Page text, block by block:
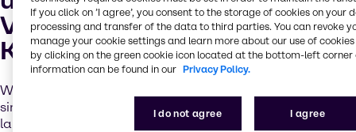
Vereinbarung über
Klimaänderungen zu erfüllen
Wirtschaftsführer, NGOs, Wissenschaftler und andere
sind sich einig, dass der Klimawandel das dringendste
langfristige Risiko ist, dem die Welt ausgesetzt ist.
If you click on ’I agree’, you consent to the storage of cookies on your
processing and transfer of the data to third parties. You can revoke
manage your cookie settings and learn more about our use of cookies
by clicking on the green cookie icon located at the bottom-left corner
information can be found in our Privacy Policy.
I do not agree I agree